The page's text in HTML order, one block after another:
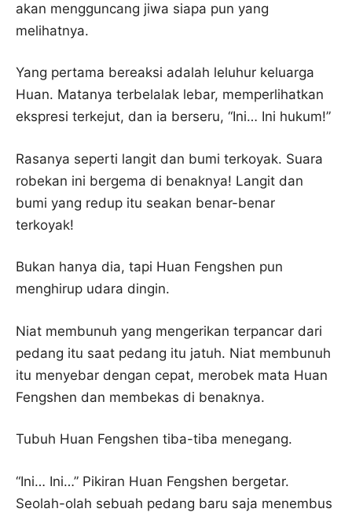
akan mengguncang jiwa siapa pun yang
melihatnya.
Yang pertama bereaksi adalah leluhur keluarga
Huan. Matanya terbelalak lebar, memperlihatkan
ekspresi terkejut, dan ia berseru, “Ini… Ini hukum!”
Rasanya seperti langit dan bumi terkoyak. Suara
robekan ini bergema di benaknya! Langit dan
bumi yang redup itu seakan benar-benar
terkoyak!
Bukan hanya dia, tapi Huan Fengshen pun
menghirup udara dingin.
Niat membunuh yang mengerikan terpancar dari
pedang itu saat pedang itu jatuh. Niat membunuh
itu menyebar dengan cepat, merobek mata Huan
Fengshen dan membekas di benaknya.
Tubuh Huan Fengshen tiba-tiba menegang.
“Ini… Ini…” Pikiran Huan Fengshen bergetar.
Seolah-olah sebuah pedang baru saja menembus